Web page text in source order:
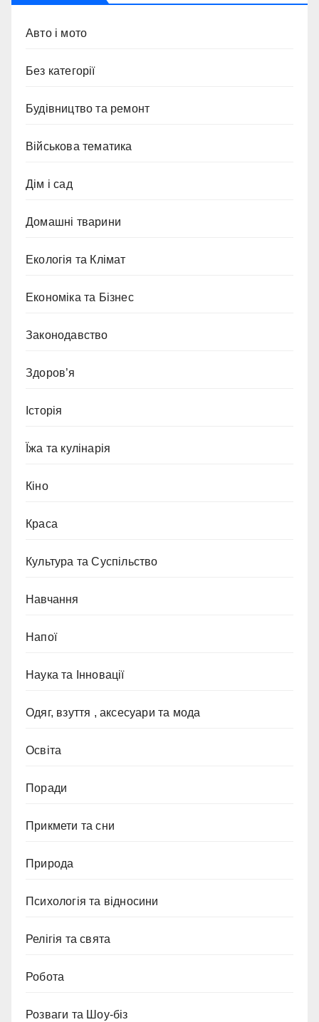
Авто і мото
Без категорії
Будівництво та ремонт
Військова тематика
Дім і сад
Домашні тварини
Екологія та Клімат
Економіка та Бізнес
Законодавство
Здоров’я
Історія
Їжа та кулінарія
Кіно
Краса
Культура та Суспільство
Навчання
Напої
Наука та Інновації
Одяг, взуття , аксесуари та мода
Освіта
Поради
Прикмети та сни
Природа
Психологія та відносини
Релігія та свята
Робота
Розваги та Шоу-біз